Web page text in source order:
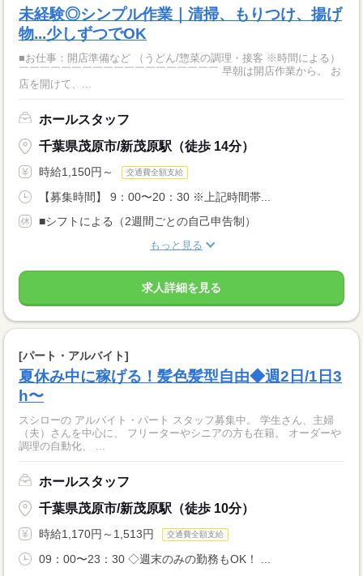
未経験◎シンプル作業｜清掃、もりつけ、揚げ
物...少しずつでOK
■お仕事：開店準備など （うどん/惣菜の調理・接客 ※時間による）
￣￣￣￣￣￣￣￣￣￣￣￣￣￣￣￣￣￣￣ 早朝は開店作業から。 お
店を開けて、...
ホールスタッフ
千葉県茂原市/新茂原駅（徒歩 14分）
時給1,150円～ 交通費全額支給
【募集時間】 9：00〜20：30 ※上記時間帯...
■シフトによる（2週間ごとの自己申告制）
もっと見る
求人詳細を見る
[パート・アルバイト]
夏休み中に稼げる！髪色髪型自由◆週2日/1日3
h〜
スシローの アルバイト・パート スタッフ募集中。 学生さん、主婦
（夫）さんを中心に、 フリーターやシニアの方も在籍。 オーダーや
調理の自動化、 ...
ホールスタッフ
千葉県茂原市/新茂原駅（徒歩 10分）
時給1,170円～1,513円 交通費全額支給
09：00〜23：30 ◇週末のみの勤務もOK！ ...